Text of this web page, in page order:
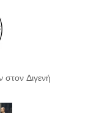
στον Διγενή